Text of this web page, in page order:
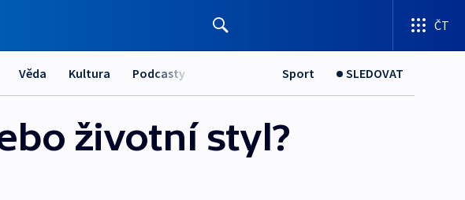
ČT
Věda Kultura Podcasty Sport SLEDOVAT
životní styl?